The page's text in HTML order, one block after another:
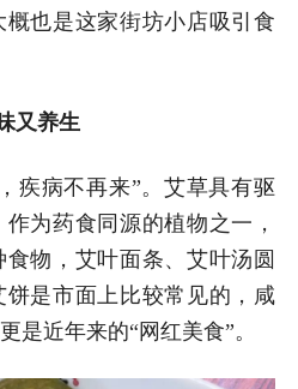
也是这家街坊小店吸引食
又养生
疾病不再来”。艾草具有驱
为药食同源的植物之一，
物，艾叶面条、艾叶汤圆
是市面上比较常见的，咸
是近年来的“网红美食”。